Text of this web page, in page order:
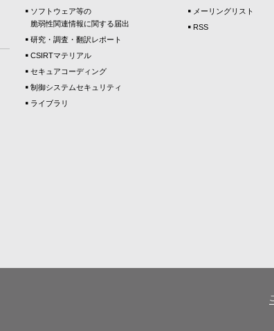
ソフトウェア等の
脆弱性関連情報に関する届出
研究・調査・翻訳レポート
CSIRTマテリアル
セキュアコーディング
制御システムセキュリティ
ライブラリ
メーリングリスト
RSS